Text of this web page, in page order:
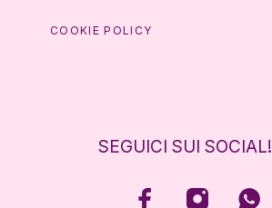
COOKIE POLICY
SEGUICI SUI SOCIAL!